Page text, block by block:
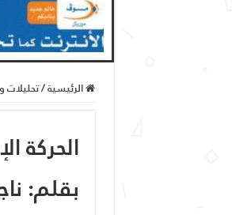
الرئيسية/تحليلات
الحركة
بقلم: